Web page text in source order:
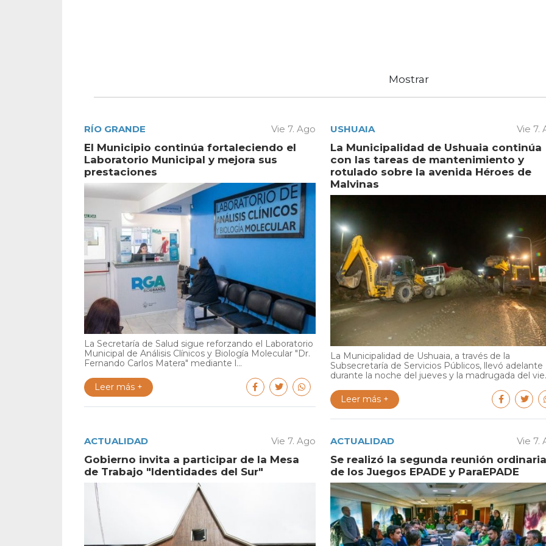
Mostrar
RÍO GRANDE Vie 7. Ago
El Municipio continúa fortaleciendo el
Laboratorio Municipal y mejora sus
prestaciones
La Secretaría de Salud sigue reforzando el Laboratorio
Municipal de Análisis Clínicos y Biología Molecular "Dr.
Fernando Carlos Matera" mediante l...
Leer más +
USHUAIA Vie 7.
La Municipalidad de Ushuaia continúa
con las tareas de mantenimiento y
rotulado sobre la avenida Héroes de
Malvinas
La Municipalidad de Ushuaia, a través de la
Subsecretaría de Servicios Públicos, llevó adelante
durante la noche del jueves y la madrugada del
Leer más +
ACTUALIDAD Vie 7. Ago
Gobierno invita a participar de la Mesa
de Trabajo "Identidades del Sur"
ACTUALIDAD Vie 7.
Se realizó la segunda reunión ordinaria
de los Juegos EPADE y ParaEPADE